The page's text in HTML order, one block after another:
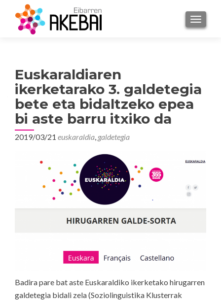
Euskaraldiaren
ikerketarako 3. galdetegia
bete eta bidaltzeko epea
bi aste barru itxiko da
2019/03/21 euskaraldia, galdetegia
Badira pare bat aste Euskaraldiko ikerketako hirugarren
galdetegia bidali zela (Soziolinguistika Klusterrak